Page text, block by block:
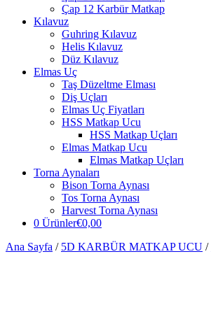
Çap 12 Karbür Matkap
Kılavuz
Guhring Kılavuz
Helis Kılavuz
Düz Kılavuz
Elmas Uç
Taş Düzeltme Elması
Diş Uçları
Elmas Uç Fiyatları
HSS Matkap Ucu
HSS Matkap Uçları
Elmas Matkap Ucu
Elmas Matkap Uçları
Torna Aynaları
Bison Torna Aynası
Tos Torna Aynası
Harvest Torna Aynası
0 Ürünler€0,00
Ana Sayfa / 5D KARBÜR MATKAP UCU /